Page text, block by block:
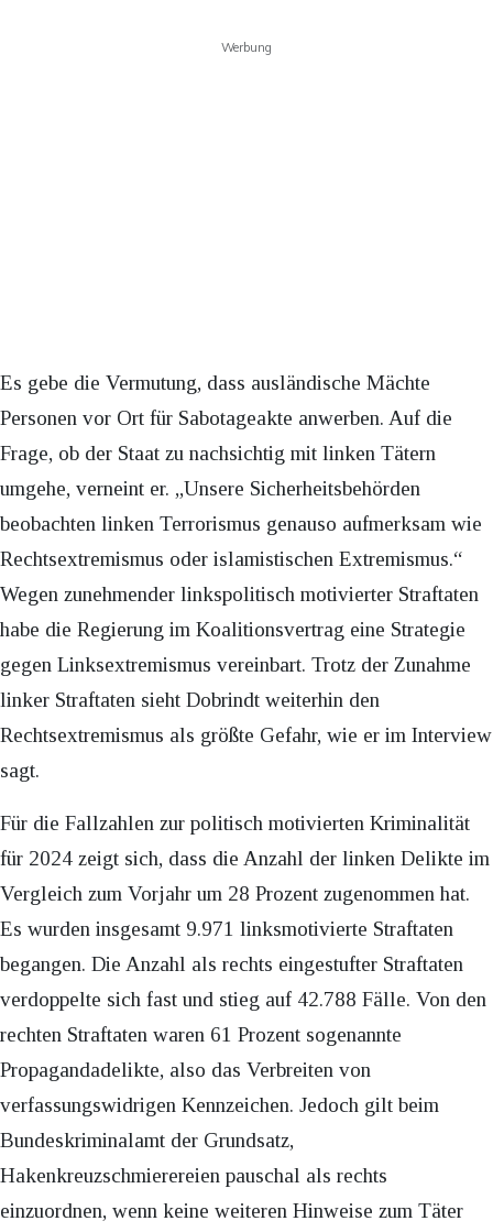
Werbung
Es gebe die Vermutung, dass ausländische Mächte
Personen vor Ort für Sabotageakte anwerben. Auf die
Frage, ob der Staat zu nachsichtig mit linken Tätern
umgehe, verneint er. „Unsere Sicherheitsbehörden
beobachten linken Terrorismus genauso aufmerksam wie
Rechtsextremismus oder islamistischen Extremismus.“
Wegen zunehmender linkspolitisch motivierter Straftaten
habe die Regierung im Koalitionsvertrag eine Strategie
gegen Linksextremismus vereinbart. Trotz der Zunahme
linker Straftaten sieht Dobrindt weiterhin den
Rechtsextremismus als größte Gefahr, wie er im Interview
sagt.
Für die Fallzahlen zur politisch motivierten Kriminalität
für 2024 zeigt sich, dass die Anzahl der linken Delikte im
Vergleich zum Vorjahr um 28 Prozent zugenommen hat.
Es wurden insgesamt 9.971 linksmotivierte Straftaten
begangen. Die Anzahl als rechts eingestufter Straftaten
verdoppelte sich fast und stieg auf 42.788 Fälle. Von den
rechten Straftaten waren 61 Prozent sogenannte
Propagandadelikte, also das Verbreiten von
verfassungswidrigen Kennzeichen. Jedoch gilt beim
Bundeskriminalamt der Grundsatz,
Hakenkreuzschmierereien pauschal als rechts
einzuordnen, wenn keine weiteren Hinweise zum Täter